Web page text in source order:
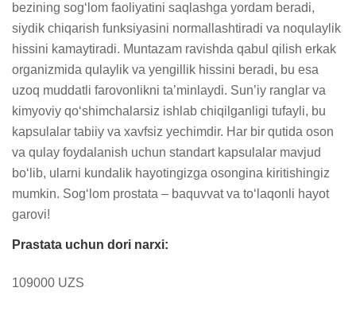
bezining sog‘lom faoliyatini saqlashga yordam beradi,
siydik chiqarish funksiyasini normallashtiradi va noqulaylik
hissini kamaytiradi. Muntazam ravishda qabul qilish erkak
organizmida qulaylik va yengillik hissini beradi, bu esa
uzoq muddatli farovonlikni ta’minlaydi. Sun’iy ranglar va
kimyoviy qo‘shimchalarsiz ishlab chiqilganligi tufayli, bu
kapsulalar tabiiy va xavfsiz yechimdir. Har bir qutida oson
va qulay foydalanish uchun standart kapsulalar mavjud
bo‘lib, ularni kundalik hayotingizga osongina kiritishingiz
mumkin. Sog‘lom prostata – baquvvat va to‘laqonli hayot
garovi!
Prastata uchun dori narxi:
109000 UZS